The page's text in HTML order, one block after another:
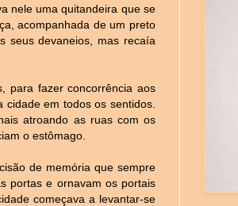
nele uma quitandeira que se
acompanhada de um preto
seus devaneios, mas recaía
para fazer concorrência aos
em todos os sentidos.
atroando as ruas com os
o estômago.
de memória que sempre
portas e ornavam os portais
começava a levantar-se